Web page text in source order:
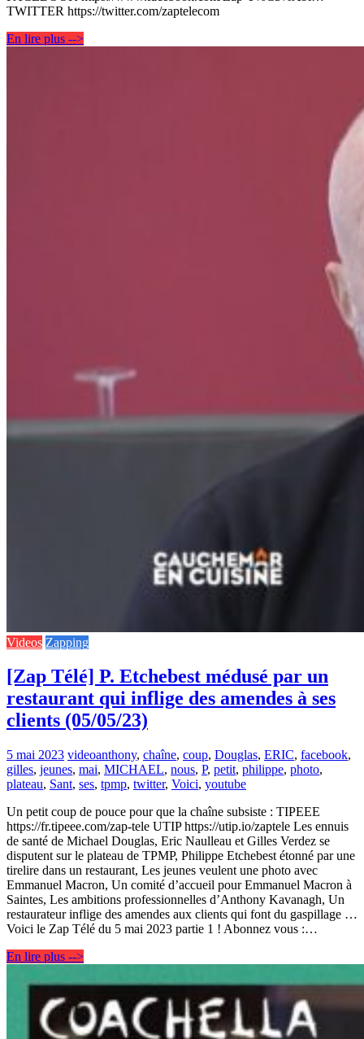
TWITTER https://twitter.com/zaptelecom
En lire plus -->
Videos Zapping
[Zap Télé] P. Etchebest médusé par un
restaurant qui inflige des amendes à ses
clients (05/05/23)
5 mai 2023 videoanthony, chaîne, coup, Douglas, ERIC, facebook,
gilles, jeunes, mai, MICHAEL, nous, P, petit, philippe, photo,
plateau, Sant, ses, tpmp, twitter, Voici, youtube
Un petit coup de pouce pour que la chaîne subsiste : TIPEEE
https://fr.tipeee.com/zap-tele UTIP https://utip.io/zaptele Les ennuis
de santé de Michael Douglas, Eric Naulleau et Gilles Verdez se
disputent sur le plateau de TPMP, Philippe Etchebest étonné par une
tirelire dans un restaurant, Les jeunes veulent une photo avec
Emmanuel Macron, Un comité d’accueil pour Emmanuel Macron à
Saintes, Les ambitions professionnelles d’Anthony Kavanagh, Un
restaurateur inflige des amendes aux clients qui font du gaspillage …
Voici le Zap Télé du 5 mai 2023 partie 1 ! Abonnez vous :…
En lire plus -->